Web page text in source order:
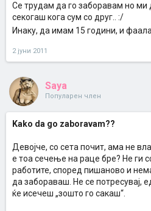
Се трудам да го заборавам но ми
секогаш кога сум со друг.. :/
Инаку, да имам 15 години, и
2 јуни 2011
Saya
Популарен член
Kako da go zaboravam??
Девојче, со сета почит, ама не
е тоа сечење на раце бре? Не ги
работите, според пишаново и
да забораваш. Не се потресувај,
ќе исечеш „зошто го сакаш“.